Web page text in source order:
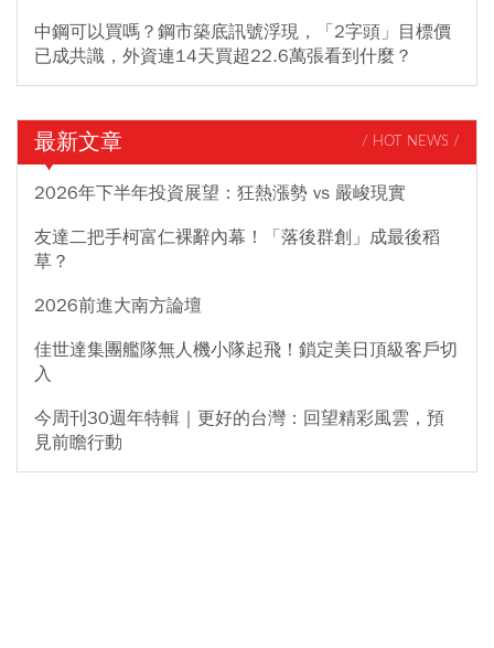
中鋼可以買嗎？鋼市築底訊號浮現，「2字頭」目標價
已成共識，外資連14天買超22.6萬張看到什麼？
最新文章 / HOT NEWS /
2026年下半年投資展望：狂熱漲勢 vs 嚴峻現實
友達二把手柯富仁裸辭內幕！「落後群創」成最後稻
草？
2026前進大南方論壇
佳世達集團艦隊無人機小隊起飛！鎖定美日頂級客戶切
入
今周刊30週年特輯｜更好的台灣：回望精彩風雲，預
見前瞻行動